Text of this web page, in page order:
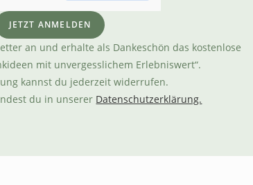
JETZT ANMELDEN
an und erhalte als Dankeschön das kostenlose
mit unvergesslichem Erlebniswert“.
kannst du jederzeit widerrufen.
du in unserer Datenschutzerklärung.